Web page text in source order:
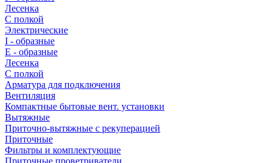
Лесенка
С полкой
Электрические
I - образные
E - образные
Лесенка
С полкой
Арматура для подключения
Вентиляция
Компактные бытовые вент. установки
Вытяжные
Приточно-вытяжные с рекуперацией
Приточные
Фильтры и комплектующие
Приточные проветриватели